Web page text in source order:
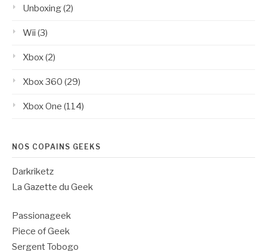
Unboxing(2)
Wii (3)
Xbox(2)
Xbox 360 (29)
Xbox One (114)
NOS COPAINS GEEKS
Darkriketz
La Gazette du Geek
Passionageek
Piece of Geek
Sergent Tobogo